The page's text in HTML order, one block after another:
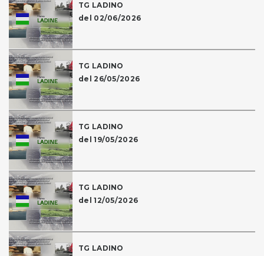
TG LADINO
del 02/06/2026
TG LADINO
del 26/05/2026
TG LADINO
del 19/05/2026
TG LADINO
del 12/05/2026
TG LADINO